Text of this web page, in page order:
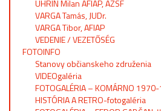
UHRIN Milan AFIAP, AZSF
VARGA Tamás, JUDr.
VARGA Tibor, AFIAP
VEDENIE / VEZETŐSÉG
FOTOINFO
Stanovy občianskeho združenia
VIDEOgaléria
FOTOGALÉRIA – KOMÁRNO
HISTÓRIA A RETRO-fotogaléria